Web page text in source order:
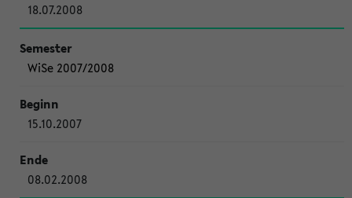
18.07.2008
WiSe 2007/2008
15.10.2007
08.02.2008